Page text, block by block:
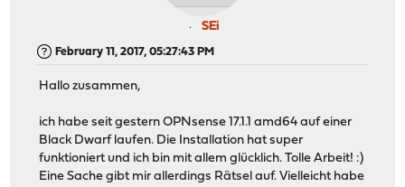
SEi
February 11, 2017, 05:27:43 PM
Hallo zusammen,
ich habe seit gestern OPNsense 17.1.1 amd64 auf einer
Black Dwarf laufen. Die Installation hat super
funktioniert und ich bin mit allem glücklich. Tolle Arbeit! :)
Eine Sache gibt mir allerdings Rätsel auf. Vielleicht habe